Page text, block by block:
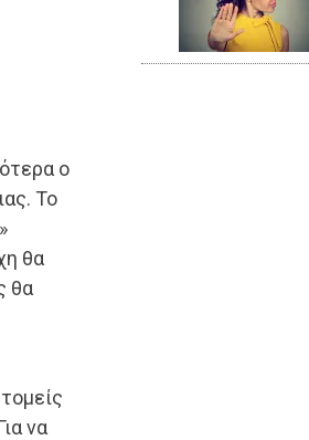
ο
Το
θα
θα
να